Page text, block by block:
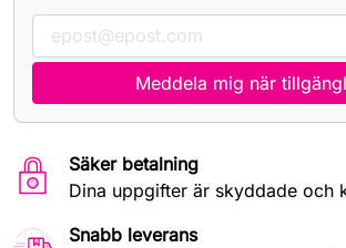
Meddela mig när
Säker betalning
Dina uppgifter är skyddade och
Snabb leverans